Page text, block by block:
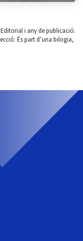
i any de publicació:
És part d’una bilogia,